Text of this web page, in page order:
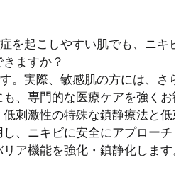
を起こしやすい肌でも、ニキビ
ますか？
。実際、敏感肌の方には、さら
、専門的な医療ケアを強くお
刺激性の特殊な鎮静療法と低
、ニキビに安全にアプローチ
ア機能を強化・鎮静化します